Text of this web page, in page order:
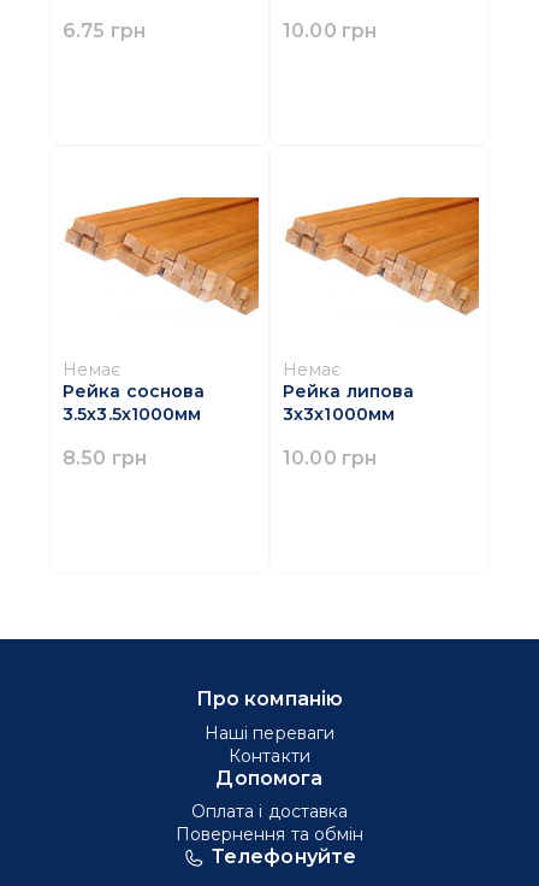
6.75 грн 10.00 грн
Немає
Рейка соснова
3.5х3.5х1000мм
8.50 грн
Немає
Рейка липова
3х3х1000мм
10.00 грн
Телефонуйте
Про компанію
Наші переваги
Контакти
Допомога
Оплата і доставка
Повернення та обмін